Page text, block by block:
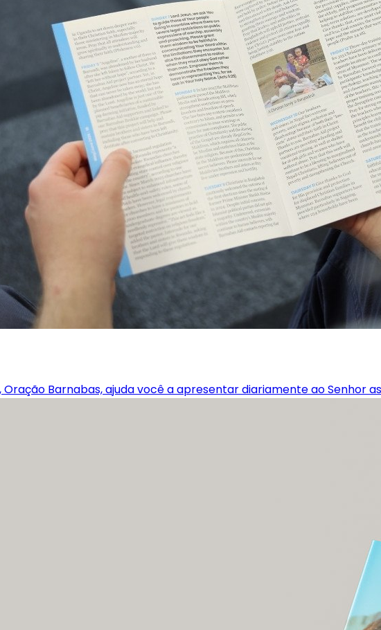
Barnabas, ajuda você a apresentar diariamente ao Senhor